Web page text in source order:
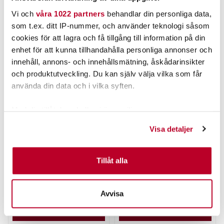
Vi och våra 1022 partners behandlar din personliga data,
som t.ex. ditt IP-nummer, och använder teknologi såsom
cookies för att lagra och få tillgång till information på din
enhet för att kunna tillhandahålla personliga annonser och
innehåll, annons- och innehållsmätning, åskådarinsikter
och produktutveckling. Du kan själv välja vilka som får
använda din data och i vilka syften.
Identifiera din enhet genom att aktivt skanna den för
specifika kännetecken (fingeravtryck)
Ta reda på mer om hur dina personliga uppgifter
Du kan ändra eller dra tillbaka ditt samtycke när som
helst från cookie-förklaringen.
Visa detaljer
Tillåt alla
Avvisa
ANDRA TITTADE OCKSÅ PÅ
Berkley Trilene
189,00 krTidigare pris:
269,00 kr
269,00 kr
LÄS MER
POWER TACKLE
Power Tackle Multisax
Pris:59,00 kr59,00 kr
LÄS MER